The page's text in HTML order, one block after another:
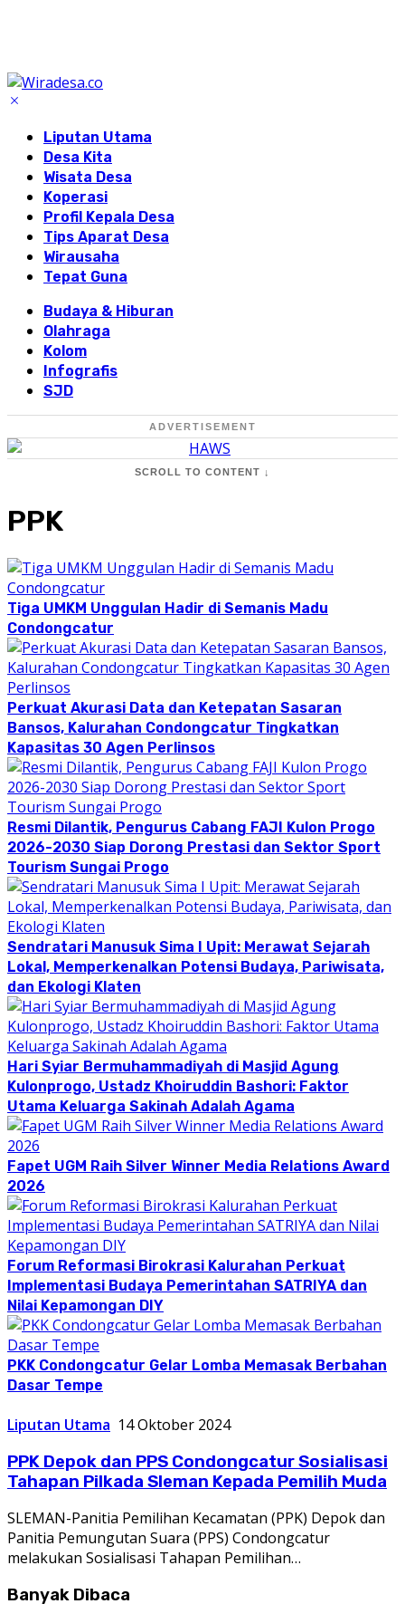
Liputan Utama
Desa Kita
Wisata Desa
Koperasi
Profil Kepala Desa
Tips Aparat Desa
Wirausaha
Tepat Guna
Budaya & Hiburan
Olahraga
Kolom
Infografis
SJD
ADVERTISEMENT
SCROLL TO CONTENT ↓
PPK
Tiga UMKM Unggulan Hadir di Semanis Madu
Condongcatur
Perkuat Akurasi Data dan Ketepatan Sasaran
Bansos, Kalurahan Condongcatur Tingkatkan
Kapasitas 30 Agen Perlinsos
Resmi Dilantik, Pengurus Cabang FAJI Kulon Progo
2026-2030 Siap Dorong Prestasi dan Sektor Sport
Tourism Sungai Progo
Sendratari Manusuk Sima I Upit: Merawat Sejarah
Lokal, Memperkenalkan Potensi Budaya, Pariwisata,
dan Ekologi Klaten
Hari Syiar Bermuhammadiyah di Masjid Agung
Kulonprogo, Ustadz Khoiruddin Bashori: Faktor
Utama Keluarga Sakinah Adalah Agama
Fapet UGM Raih Silver Winner Media Relations Award
2026
Forum Reformasi Birokrasi Kalurahan Perkuat
Implementasi Budaya Pemerintahan SATRIYA dan
Nilai Kepamongan DIY
PKK Condongcatur Gelar Lomba Memasak Berbahan
Dasar Tempe
Liputan Utama 14 Oktober 2024
PPK Depok dan PPS Condongcatur Sosialisasi
Tahapan Pilkada Sleman Kepada Pemilih Muda
SLEMAN-Panitia Pemilihan Kecamatan (PPK) Depok dan
Panitia Pemungutan Suara (PPS) Condongcatur
melakukan Sosialisasi Tahapan Pemilihan…
Banyak Dibaca